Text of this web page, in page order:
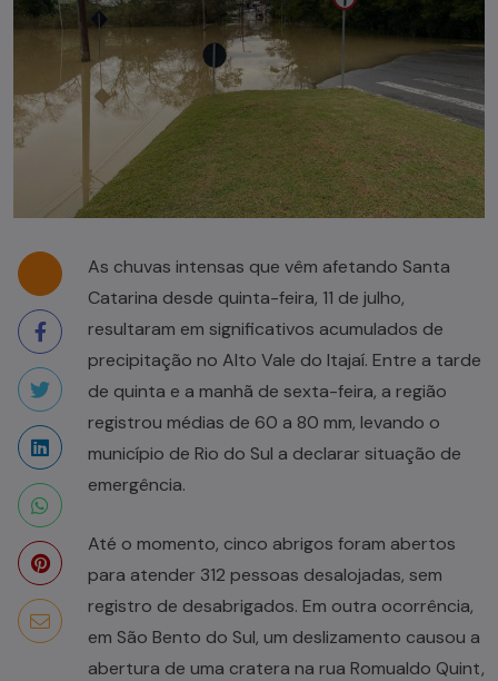
As chuvas intensas que vêm afetando Santa
Catarina desde quinta-feira, 11 de julho,
resultaram em significativos acumulados de
precipitação no Alto Vale do Itajaí. Entre a tarde
de quinta e a manhã de sexta-feira, a região
registrou médias de 60 a 80 mm, levando o
município de Rio do Sul a declarar situação de
emergência.
Até o momento, cinco abrigos foram abertos
para atender 312 pessoas desalojadas, sem
registro de desabrigados. Em outra ocorrência,
em São Bento do Sul, um deslizamento causou a
abertura de uma cratera na rua Romualdo Quint,